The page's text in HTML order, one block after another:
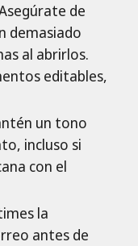
de
demasiado
al abrirlos.
editables,
un tono
incluso si
con el
la
antes de